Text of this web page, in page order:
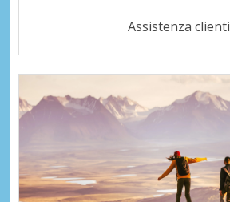
Assistenza clienti